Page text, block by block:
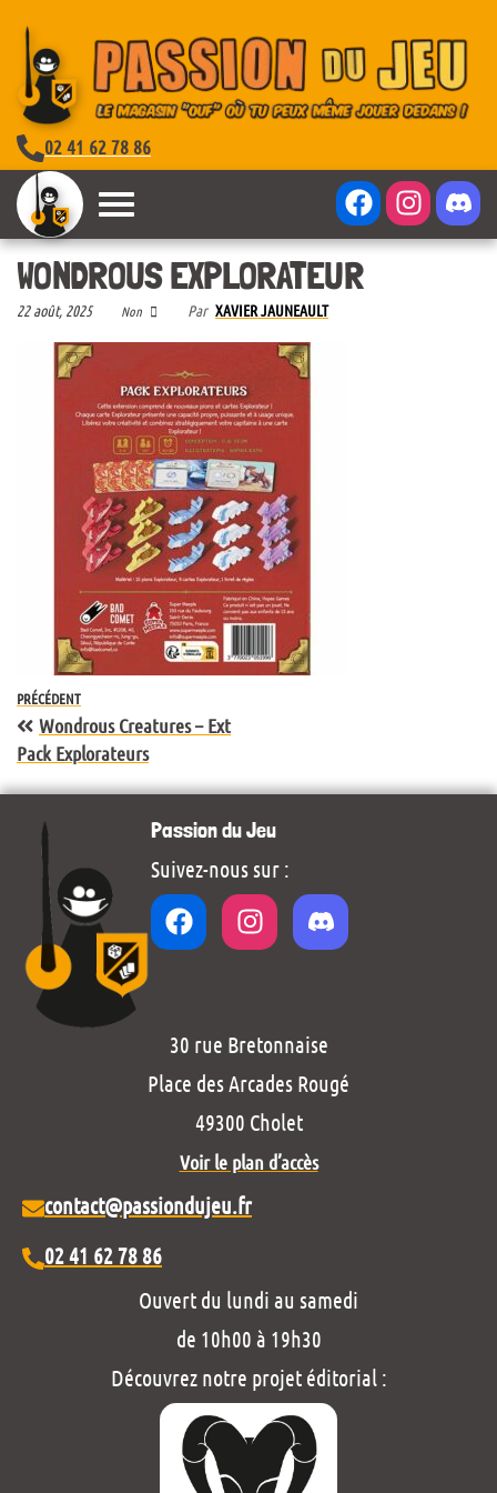
02 41 62 78 86
WONDROUS EXPLORATEUR
22 août, 2025 Non Par XAVIER JAUNEAULT
PRÉCÉDENT
Wondrous Creatures – Ext
Pack Explorateurs
Passion du Jeu
Suivez-nous sur :
30 rue Bretonnaise
Place des Arcades Rougé
49300 Cholet
Voir le plan d’accès
contact@passiondujeu.fr
02 41 62 78 86
Ouvert du lundi au samedi
de 10h00 à 19h30
Découvrez notre projet éditorial :